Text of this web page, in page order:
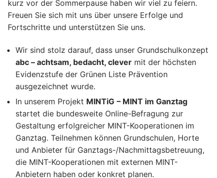
kurz vor der Sommerpause haben wir viel zu feiern.
Freuen Sie sich mit uns über unsere Erfolge und
Fortschritte und unterstützen Sie uns.
Wir sind stolz darauf, dass unser Grundschulkonzept
abc – achtsam, bedacht, clever mit der höchsten
Evidenzstufe der Grünen Liste Prävention
ausgezeichnet wurde.
In unserem Projekt MINTiG – MINT im Ganztag
startet die bundesweite Online-Befragung zur
Gestaltung erfolgreicher MINT-Kooperationen im
Ganztag. Teilnehmen können Grundschulen, Horte
und Anbieter für Ganztags-/Nachmittagsbetreuung,
die MINT-Kooperationen mit externen MINT-
Anbietern haben oder konkret planen.